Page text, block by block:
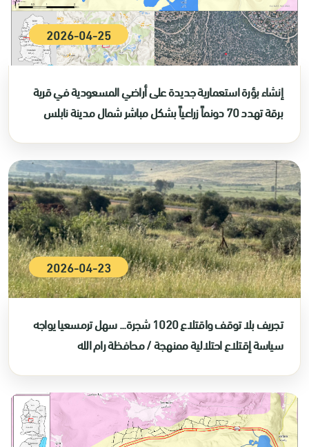
2026-04-25
إنشاء بؤرة استعمارية جديدة على أراضي المسعودية في قرية
برقة تهدد 70 دونماً زراعياً بشكل مباشر شمال مدينة نابلس
2026-04-23
تجريف بلا توقف واقتلاع 1020 شجرة... سهل ترمسعيا يواجه
سياسة إقتلاع احتلالية ممنهجة / محافظة رام الله